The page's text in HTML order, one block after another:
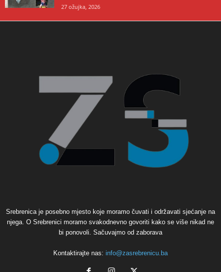
27 ožujka, 2026
Srebrenica je posebno mjesto koje moramo čuvati i održavati sjećanje na
njega. O Srebrenici moramo svakodnevno govoriti kako se više nikad ne
bi ponovoli. Sačuvajmo od zaborava
Kontaktirajte nas: info@zasrebrenicu.ba